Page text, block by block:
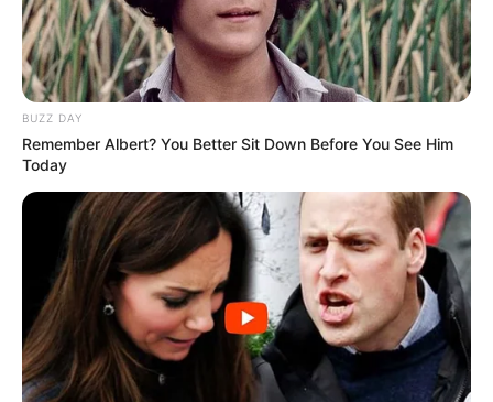
BUZZ DAY
Remember Albert? You Better Sit Down Before You See Him
Today